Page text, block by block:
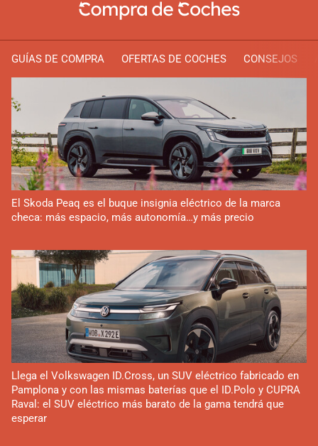
GUÍAS DE COMPRA OFERTAS DE COCHES CONSEJOS
El Skoda Peaq es el buque insignia eléctrico de la marca
checa: más espacio, más autonomía…y más precio
Llega el Volkswagen ID.Cross, un SUV eléctrico fabricado en
Pamplona y con las mismas baterías que el ID.Polo y CUPRA
Raval: el SUV eléctrico más barato de la gama tendrá que
esperar